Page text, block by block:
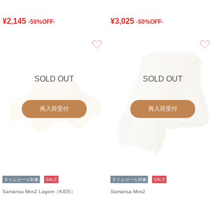
¥2,145 -50%OFF- ¥3,025 -50%OFF-
SOLD OUT
再入荷受付
タイムセール対象 SALE
Samansa Mos2 Lagom（KIDS）
SOLD OUT
再入荷受付
タイムセール対象 SALE
Samansa Mos2